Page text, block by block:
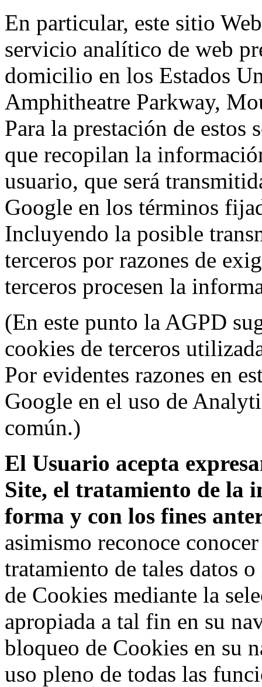
En particular, este sitio
servicio analítico de web
domicilio en los Estados
Amphitheatre Parkway,
Para la prestación de
que recopilan la
usuario, que será
Google en los términos
Incluyendo la posible
terceros por razones de
terceros procesen la
(En este punto la AGPD
cookies de terceros
Por evidentes razones en
Google en el uso de
común.)
El Usuario acepta
Site, el tratamiento de la
forma y con los fines
asimismo reconoce
tratamiento de tales datos
de Cookies mediante la
apropiada a tal fin en su
bloqueo de Cookies en su
uso pleno de todas las